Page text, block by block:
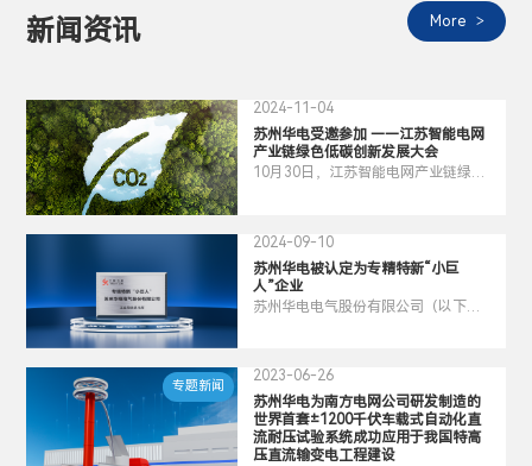
新闻资讯 More
2024-11-04
苏州华电受邀参加 ——江苏智能电网
产业链绿色低碳创新发展大会
10月30日，江苏智能电网产业链绿色
区举办，旨在充分发挥央地合作、产
融协同、供需贯通合力，助力构建绿
色低碳生态，做强电网产业链绿色产
业集群，服务新型电力系统发展。
2024-09-10
苏州华电被认定为专精特新“小巨
人”企业
苏州华电电气股份有限公司（以下简
和专业化程度等全方位的认可，有利
于提升公司在行业的影响力和品牌形
象，对公司的未来发展具有积极作
用。
专题新闻
2023-06-26
苏州华电为南方电网公司研发制造的
世界首套±1200千伏车载式自动化直
流耐压试验系统成功应用于我国特高
压直流输变电工程建设